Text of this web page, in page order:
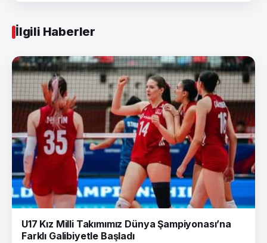
İlgili Haberler
U17 Kız Milli Takımımız Dünya Şampiyonası’na
Farklı Galibiyetle Başladı